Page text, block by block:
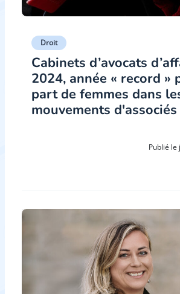
Droit
Cabinets d’avocats
2024, année « record »
part de femmes dans
mouvements d'associés
Publié le